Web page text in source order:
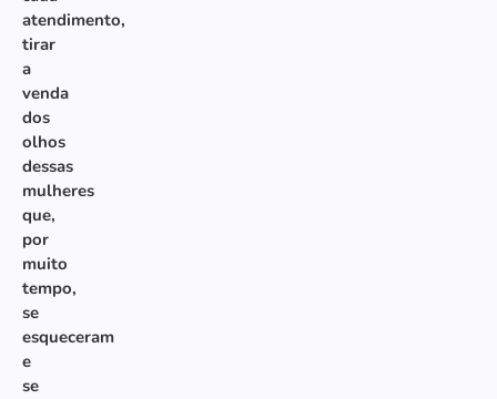
atendimento,
tirar
a
venda
dos
olhos
dessas
mulheres
que,
por
muito
tempo,
se
esqueceram
e
se